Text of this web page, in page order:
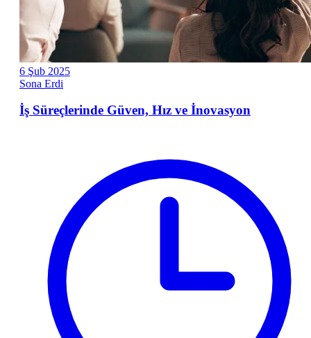
6 Şub 2025
Sona Erdi
İş Süreçlerinde Güven, Hız ve İnovasyon